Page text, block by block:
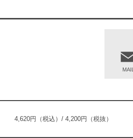
MAIL
4,620円（税込）/ 4,200円（税抜）